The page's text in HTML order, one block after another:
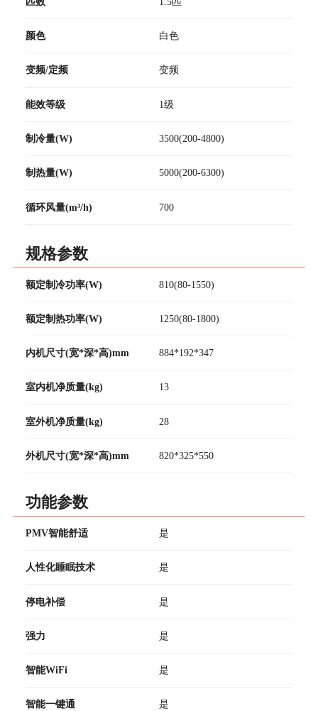
颜色 白色
变频/定频 变频
能效等级 1级
制冷量(W) 3500(200-4800)
制热量(W) 5000(200-6300)
循环风量(m³/h) 700
规格参数
额定制冷功率(W) 810(80-1550)
额定制热功率(W) 1250(80-1800)
内机尺寸(宽*深*高)mm 884*192*347
室内机净质量(kg) 13
室外机净质量(kg) 28
外机尺寸(宽*深*高)mm 820*325*550
功能参数
PMV智能舒适 是
人性化睡眠技术 是
停电补偿 是
强力 是
智能WiFi 是
智能一键通 是